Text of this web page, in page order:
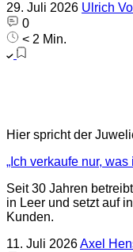
29. Juli 2026 Ulrich
0
< 2 Min.
Hier spricht der
„Ich verkaufe nur,
Seit 30 Jahren
in Leer und setzt auf
Kunden.
11. Juli 2026Axel